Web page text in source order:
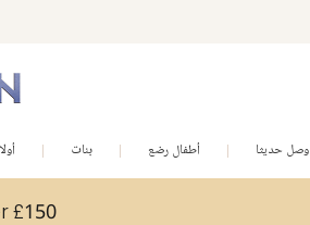
وصل حديثا أطفال رضع بنات
£150